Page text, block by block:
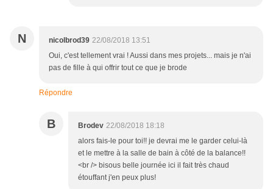
N nicolbrod39 22/08/2018 13:51
Oui, c'est tellement vrai ! Aussi dans mes projets... mais je n'ai
pas de fille à qui offrir tout ce que je brode
Répondre
B Brodev 22/08/2018 18:18
alors fais-le pour toi!! je devrai me le garder celui-là
et le mettre à la salle de bain à côté de la balance!!
<br /> bisous belle journée ici il fait très chaud
étouffant j'en peux plus!